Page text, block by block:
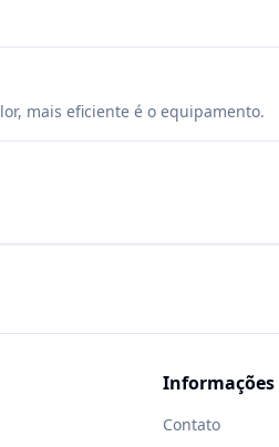
mais eficiente é o equipamento.
Informações
Contato